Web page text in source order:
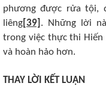
phương được rửa tội,
liêng [39] . Những lời
trong việc thực thi Hiến
và hoàn hảo hơn.
THAY LỜI KẾT LUẬN